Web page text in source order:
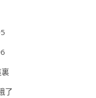
了